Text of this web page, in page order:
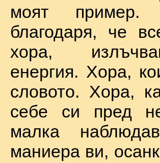
моят
благодаря, че
хора,
енергия. Хора,
словото. Хора,
себе си пред
малка
маниера ви,